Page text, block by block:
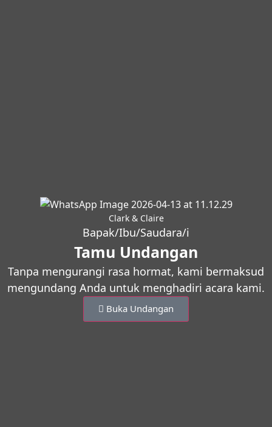
Clark & Claire
Bapak/Ibu/Saudara/i
Tamu Undangan
Tanpa mengurangi rasa hormat, kami bermaksud
mengundang Anda untuk menghadiri acara kami.
Buka Undangan